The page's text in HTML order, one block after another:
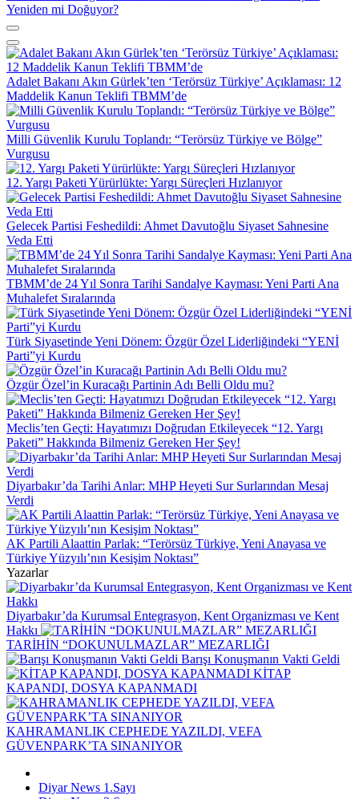
Yeniden mi Doğuyor?
Adalet Bakanı Akın Gürlek’ten ‘Terörsüz Türkiye’ Açıklaması: 12
Maddelik Kanun Teklifi TBMM’de
Milli Güvenlik Kurulu Toplandı: “Terörsüz Türkiye ve Bölge”
Vurgusu
12. Yargı Paketi Yürürlükte: Yargı Süreçleri Hızlanıyor
Gelecek Partisi Feshedildi: Ahmet Davutoğlu Siyaset Sahnesine
Veda Etti
TBMM’de 24 Yıl Sonra Tarihi Sandalye Kayması: Yeni Parti Ana
Muhalefet Sıralarında
Türk Siyasetinde Yeni Dönem: Özgür Özel Liderliğindeki “YENİ
Parti”yi Kurdu
Özgür Özel’in Kuracağı Partinin Adı Belli Oldu mu?
Meclis’ten Geçti: Hayatımızı Doğrudan Etkileyecek “12. Yargı
Paketi” Hakkında Bilmeniz Gereken Her Şey!
Diyarbakır’da Tarihi Anlar: MHP Heyeti Sur Surlarından Mesaj
Verdi
AK Partili Alaattin Parlak: “Terörsüz Türkiye, Yeni Anayasa ve
Türkiye Yüzyılı’nın Kesişim Noktası”
Yazarlar
Diyarbakır’da Kurumsal Entegrasyon, Kent Organizması ve Kent
Hakkı
TARİHİN “DOKUNULMAZLAR” MEZARLIĞI
Barışı Konuşmanın Vakti Geldi
KİTAP
KAPANDI, DOSYA KAPANMADI
KAHRAMANLIK CEPHEDE YAZILDI, VEFA
GÜVENPARK’TA SINANIYOR
Diyar News 1.Sayı